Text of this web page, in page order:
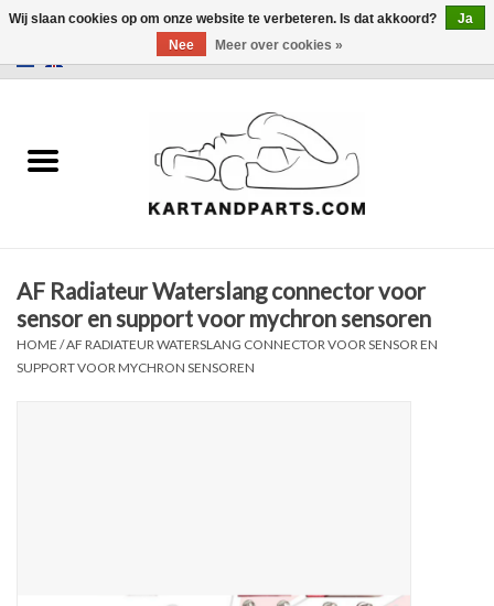
Sale
Kart Onderdelen
Laptimer
AF Radiateur Waterslang connector voor
sensor en support voor mychron sensoren
HOME /AF RADIATEUR WATERSLANG CONNECTOR VOOR SENSOR EN
SUPPORT VOOR MYCHRON SENSOREN
Wij slaan cookies op om onze website te verbeteren. Is dat akkoord?
Ja
Nee
Meer over cookies »